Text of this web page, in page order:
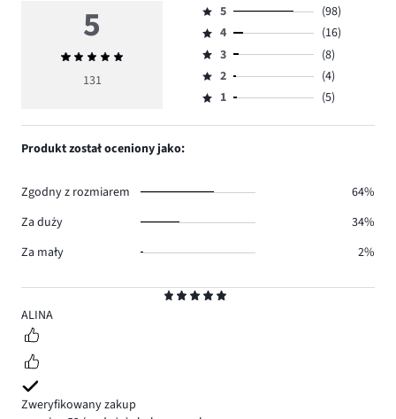
5
ALINA
Zweryfikowany zakup
5
Średnia
ocena
131
Ocena
5,
ilość
głosów
98.
5
(98)
Ocena
4,
ilość
głosów
4
(16)
Ocena
3,
ilość
3
(8)
Ocena
2,
2
(4)
Ocena
1,
1 (5)
Produkt został oceniony jako:
Zgodny z rozmiarem
64%
Za duży
34%
Za mały
2%